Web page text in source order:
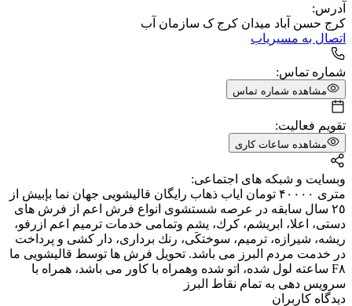
آدرس:
کرج حسن آباد میدان کرج ک سازمان آب
اتصال به مسیریاب
شماره تماس:
مشاهده شماره تماس
تقویم فعالیت:
مشاهده ساعات کاری
وبسایت و شبکه های اجتماعی:
متری ۴۰۰۰۰ تومان ایاب ذهاب رایگان قاليشويى جهان نما بإبيش از
٢٥ سال سابقه در عرصه شستشوى انواع فرش اعم از فرش هاى
دستى، اعلا، ابريشم، كرك، يشم وتمامى خدمات ترميم اعم ازرفو،
ريشه، شيرازه، ترميم، سوختكَى، رنك بردارى، دار كشى و پرداخت
در خدمت مردم البرز مى باشد. تحويل فرش ها توسط قاليشويى ما
F٨ ساعته لول شده، اتو شده وهمراه با كاور مى باشد، همراه با
سرويس دهى به تمام نقاط البرز
دیدگاه کاربران